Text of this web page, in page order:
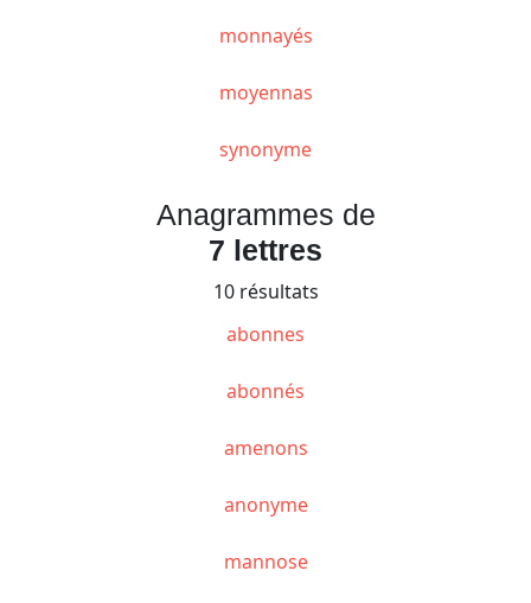
monnayés
moyennas
synonyme
Anagrammes de
7 lettres
10 résultats
abonnes
abonnés
amenons
anonyme
mannose